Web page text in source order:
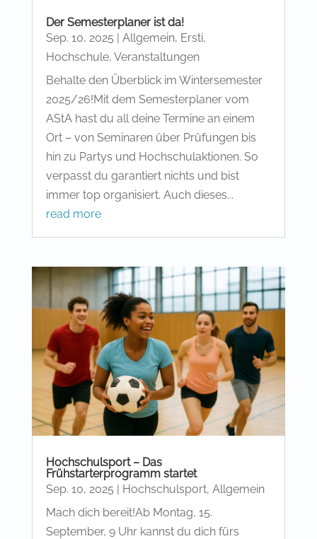
Der Semesterplaner ist da!
Sep. 10, 2025 | Allgemein, Ersti,
Hochschule, Veranstaltungen
Behalte den Überblick im Wintersemester
2025/26!Mit dem Semesterplaner vom
AStA hast du all deine Termine an einem
Ort – von Seminaren über Prüfungen bis
hin zu Partys und Hochschulaktionen. So
verpasst du garantiert nichts und bist
immer top organisiert. Auch dieses...
read more
Hochschulsport – Das
Frühstarterprogramm startet
Sep. 10, 2025 | Hochschulsport, Allgemein
Mach dich bereit!Ab Montag, 15.
September, 9 Uhr kannst du dich fürs